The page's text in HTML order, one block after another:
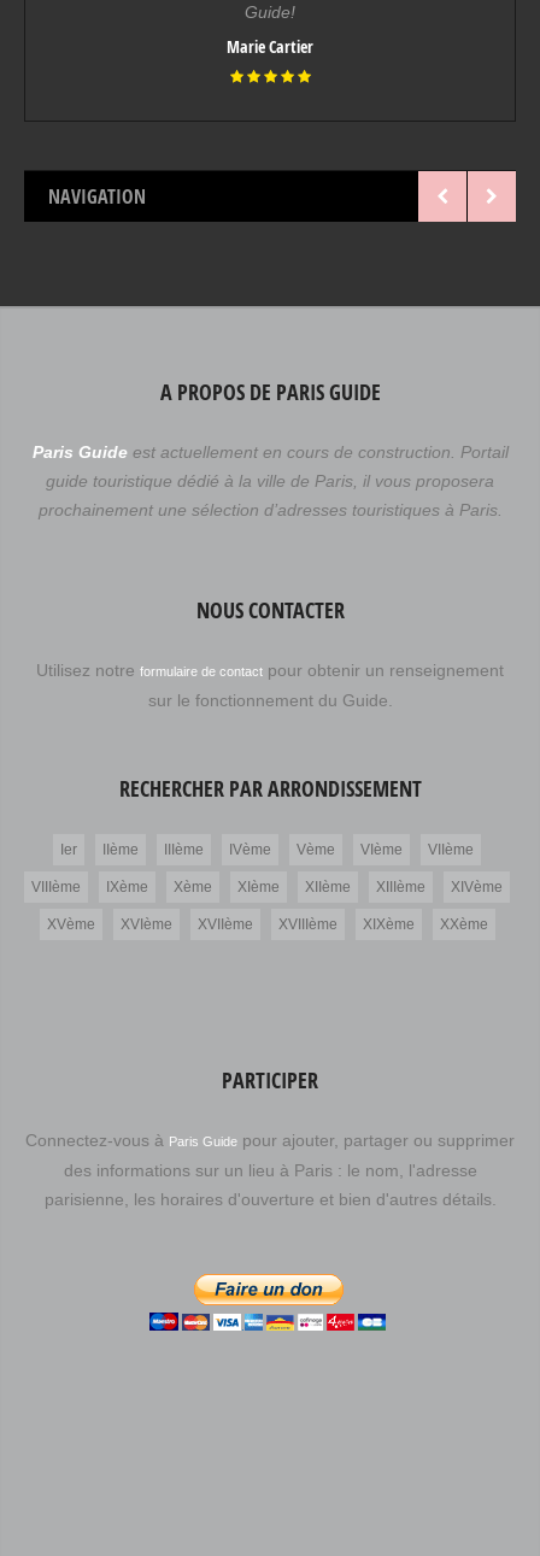
Guide!
Marie Cartier
NAVIGATION
A PROPOS DE PARIS GUIDE
Paris Guideest actuellement en cours de construction. Portail
guide touristique dédié à la ville de Paris, il vous proposera
prochainement une sélection d’adresses touristiques à Paris.
NOUS CONTACTER
Utilisez notre formulaire de contact pour obtenir un renseignement
sur le fonctionnement du Guide.
RECHERCHER PAR ARRONDISSEMENT
Ier IIème IIIème IVème Vème VIème VIIème
VIIIème IXème Xème XIème XIIème XIIIème XIVème
XVème XVIème XVIIème XVIIIème XIXème XXème
PARTICIPER
Connectez-vous à Paris Guide pour ajouter, partager ou supprimer
des informations sur un lieu à Paris : le nom, l'adresse
parisienne, les horaires d'ouverture et bien d'autres détails.